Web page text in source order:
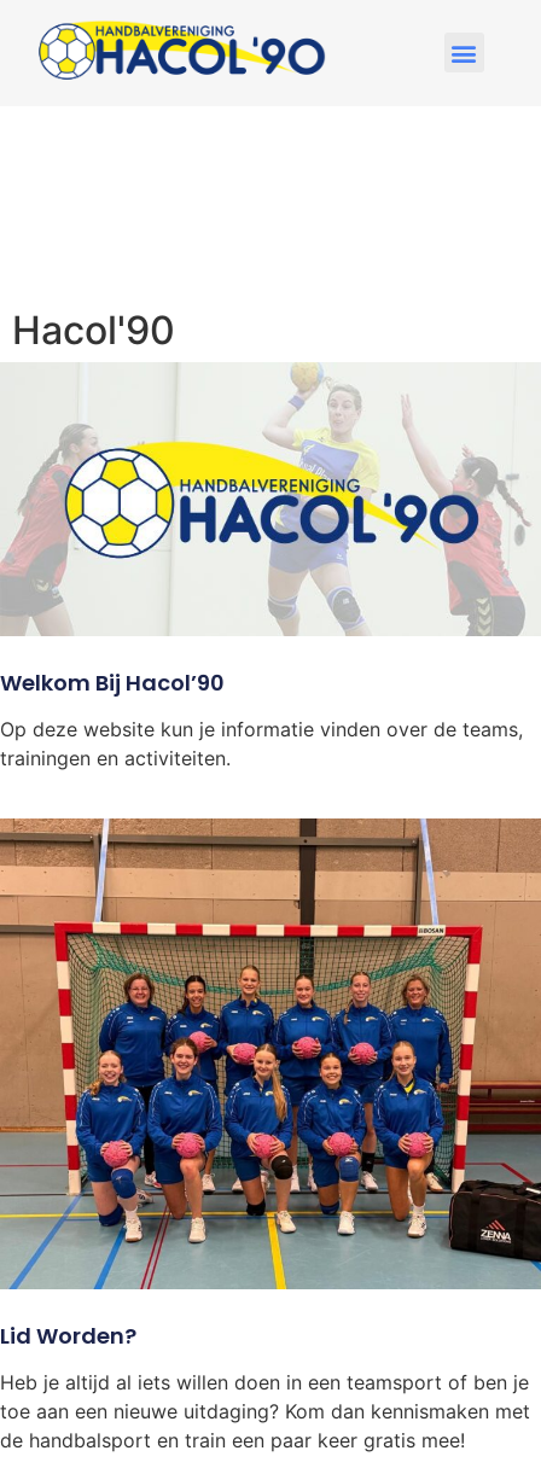
Hacol'90
Welkom Bij Hacol’90
Op deze website kun je informatie vinden over de teams,
trainingen en activiteiten.
Lid Worden?
Heb je altijd al iets willen doen in een teamsport of ben je
toe aan een nieuwe uitdaging? Kom dan kennismaken met
de handbalsport en train een paar keer gratis mee!